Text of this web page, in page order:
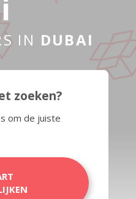
IN DUBAI
zoeken?
om de juiste